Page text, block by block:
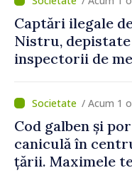
Captări ilegale
Nistru, depistate
inspectorii de
/ Acum 1
Cod galben și
caniculă în
țării. Maximele